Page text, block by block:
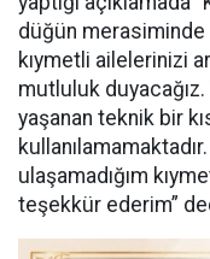
düğün merasiminde
kıymetli ailelerinizi
mutluluk
yaşanan teknik bir
ulaşamadığım
teşekkür ederim”